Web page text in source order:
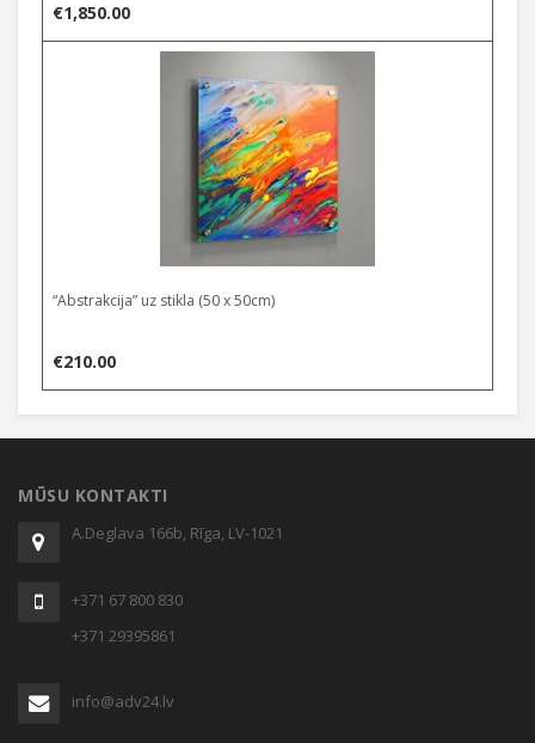
€1,850.00
“Abstrakcija” uz stikla (50 x 50cm)
€210.00
MŪSU KONTAKTI
A.Deglava 166b, Rīga, LV-1021
+371 67 800 830
+371 29395861
info@adv24.lv